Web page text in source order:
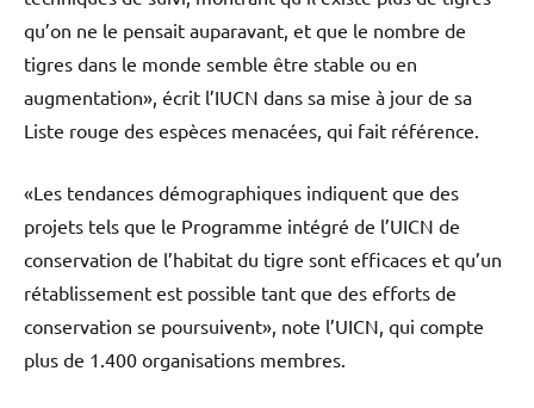
qu’on ne le pensait auparavant, et que le nombre de
tigres dans le monde semble être stable ou en
augmentation», écrit l’IUCN dans sa mise à jour de sa
Liste rouge des espèces menacées, qui fait référence.
«Les tendances démographiques indiquent que des
projets tels que le Programme intégré de l’UICN de
conservation de l’habitat du tigre sont efficaces et qu’un
rétablissement est possible tant que des efforts de
conservation se poursuivent», note l’UICN, qui compte
plus de 1.400 organisations membres.